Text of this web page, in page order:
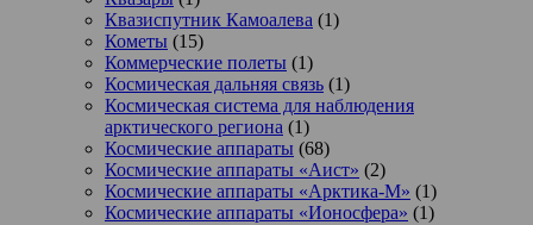
Квазиспутник Камоалева (1)
Кометы (15)
Коммерческие полеты (1)
Космическая дальняя связь (1)
Космическая система для наблюдения
арктического региона (1)
Космические аппараты (68)
Космические аппараты «Аист» (2)
Космические аппараты «Арктика-М» (1)
Космические аппараты «Ионосфера» (1)